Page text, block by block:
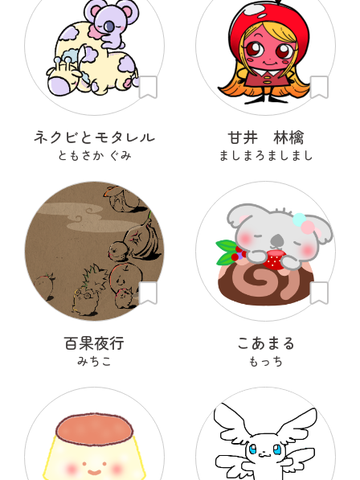
ネクビとモタレル
ともさか ぐみ
甘井 林檎
ましまろましまし
百果夜行
みちこ
こあまる
もっち